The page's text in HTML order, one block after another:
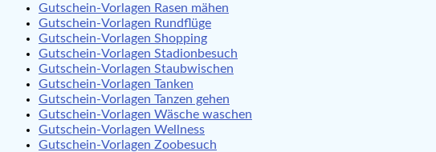
Gutschein-Vorlagen Rasen mähen
Gutschein-Vorlagen Rundflüge
Gutschein-Vorlagen Shopping
Gutschein-Vorlagen Stadionbesuch
Gutschein-Vorlagen Staubwischen
Gutschein-Vorlagen Tanken
Gutschein-Vorlagen Tanzen gehen
Gutschein-Vorlagen Wäsche waschen
Gutschein-Vorlagen Wellness
Gutschein-Vorlagen Zoobesuch